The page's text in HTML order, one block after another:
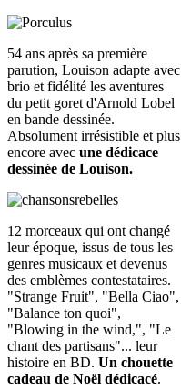
54 ans après sa première
parution, Louison adapte avec
brio et fidélité les aventures
du petit goret d'Arnold Lobel
en bande dessinée.
Absolument irrésistible et plus
encore avec une dédicace
dessinée de Louison.
12 morceaux qui ont changé
leur époque, issus de tous les
genres musicaux et devenus
des emblèmes contestataires.
"Strange Fruit", "Bella Ciao",
"Balance ton quoi",
"Blowing in the wind,", "Le
chant des partisans"... leur
histoire en BD. Un chouette
cadeau de Noël dédicacé.